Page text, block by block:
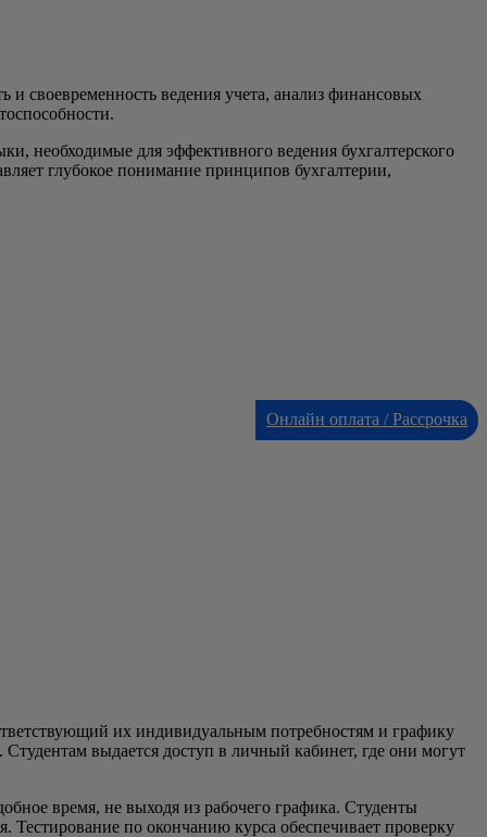
и своевременность ведения учета, анализ финансовых
необходимые для эффективного ведения бухгалтерского
глубокое понимание принципов бухгалтерии,
Онлайн оплата / Рассрочка
их индивидуальным потребностям и графику
выдается доступ в личный кабинет, где они могут
время, не выходя из рабочего графика. Студенты
Тестирование по окончанию курса обеспечивает проверку